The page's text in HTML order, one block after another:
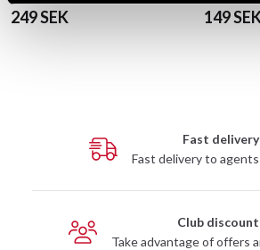
249 SEK 149
Fast delivery
Fast delivery to
Club
Take advantage of offers